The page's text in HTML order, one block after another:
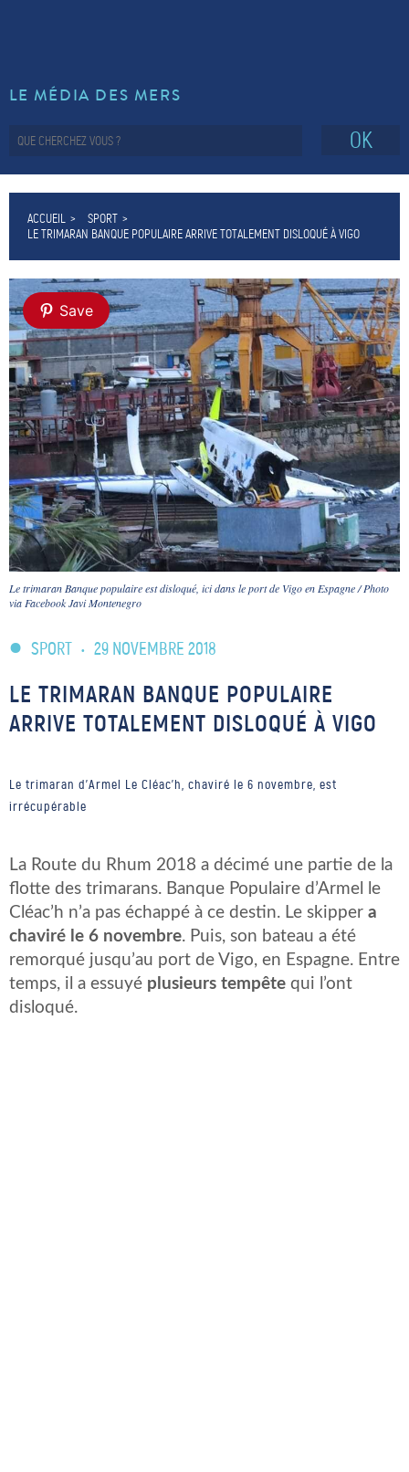
LE MÉDIA DES MERS
OK
ACCUEIL
SPORT
LE TRIMARAN BANQUE POPULAIRE ARRIVE TOTALEMENT DISLOQUÉ À VIGO
Save
Le trimaran Banque populaire est disloqué, ici dans le port de Vigo en Espagne / Photo
via Facebook Javi Montenegro
SPORT • 29 NOVEMBRE 2018
LE TRIMARAN BANQUE POPULAIRE
ARRIVE TOTALEMENT DISLOQUÉ À VIGO
Le trimaran d'Armel Le Cléac'h, chaviré le 6 novembre, est
irrécupérable
La Route du Rhum 2018 a décimé une partie de la
flotte des trimarans. Banque Populaire d’Armel le
Cléac’h n’a pas échappé à ce destin. Le skipper a
chaviré le 6 novembre. Puis, son bateau a été
remorqué jusqu’au port de Vigo, en Espagne. Entre
temps, il a essuyé plusieurs tempête qui l’ont
disloqué.